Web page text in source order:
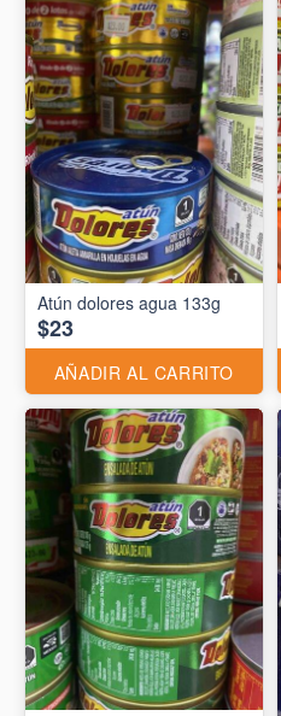
Atún dolores agua 133g
$23
AÑADIR AL CARRITO